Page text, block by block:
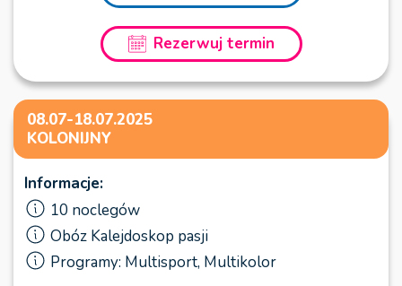
Rezerwuj termin
08.07-18.07.2025
KOLONIJNY
Informacje:
10 noclegów
Obóz Kalejdoskop pasji
Programy: Multisport, Multikolor